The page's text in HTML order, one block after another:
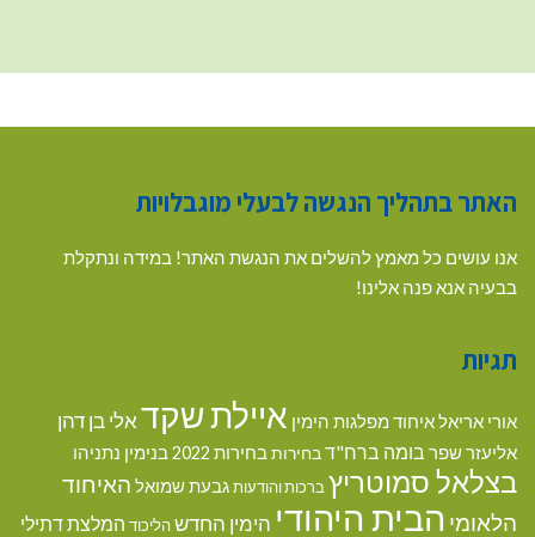
האתר בתהליך הנגשה לבעלי מוגבלויות
אנו עושים כל מאמץ להשלים את הנגשת האתר! במידה ונתקלת
בבעיה אנא פנה אלינו!
תגיות
אורי אריאלאיחוד מפלגות הימין איילת שקדאלי בן דהן
אליעזר שפר בומה ברח"דבחירות בחירות 2022 בנימין נתניהו
בצלאל סמוטריץ ברכות והודעותגבעת שמואל האיחוד
הלאומי הבית היהודי הימין החדשהליכוד המלצת דתילי